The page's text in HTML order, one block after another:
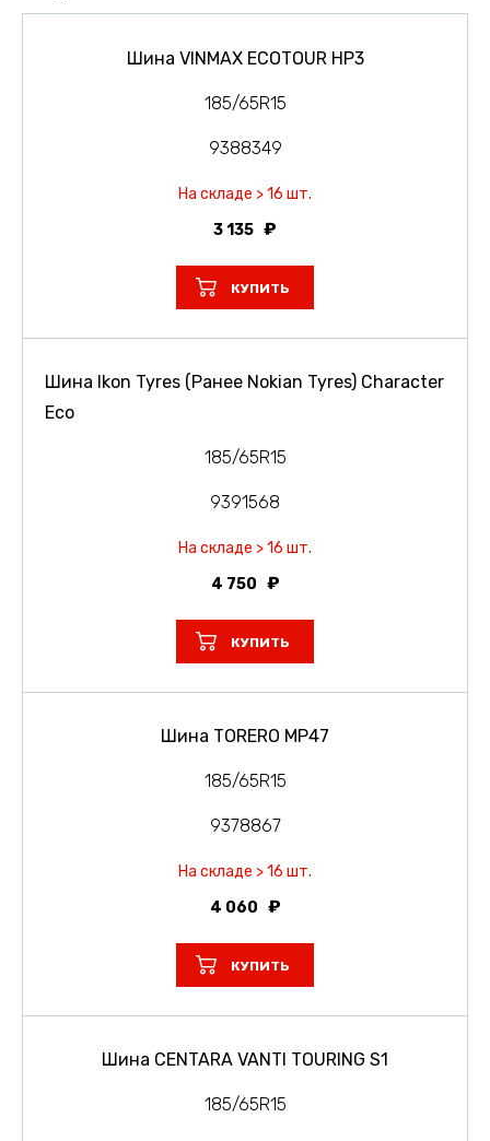
Шина VINMAX ECOTOUR HP3
185/65R15
9388349
На складе > 16 шт.
3 135
КУПИТЬ
Шина Ikon Tyres (Ранее Nokian Tyres) Character
Eco
185/65R15
9391568
На складе > 16 шт.
4 750
КУПИТЬ
Шина TORERO MP47
185/65R15
9378867
На складе > 16 шт.
4 060
КУПИТЬ
Шина CENTARA VANTI TOURING S1
185/65R15